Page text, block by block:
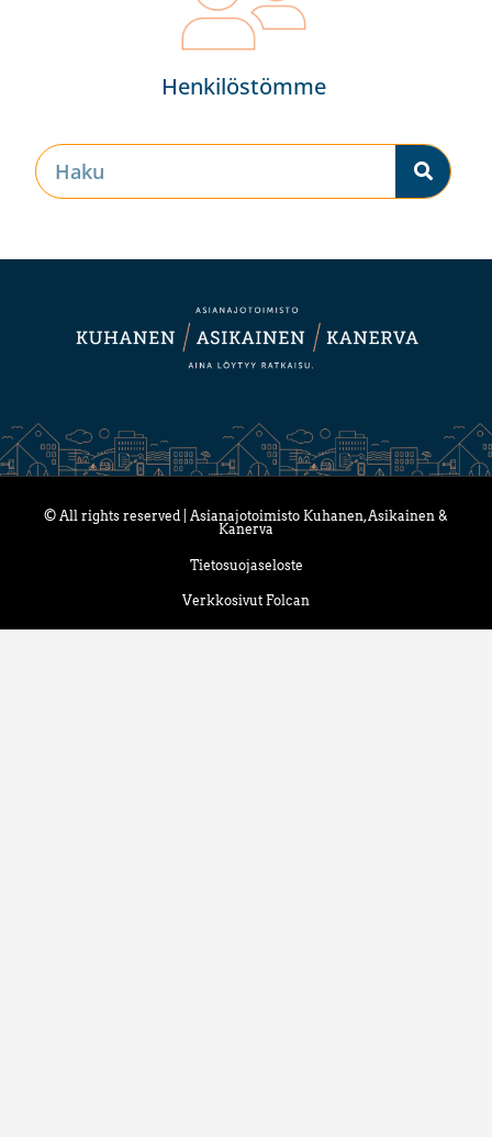
Henkilöstömme
© All rights reserved | Asianajotoimisto Kuhanen, Asikainen &
Kanerva
Tietosuojaseloste
Verkkosivut Folcan